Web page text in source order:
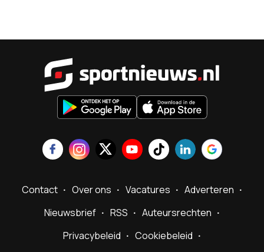
Contact Over ons Vacatures
Adverteren
Nieuwsbrief
RSS
Auteursrechten
Privacybeleid
Cookiebeleid